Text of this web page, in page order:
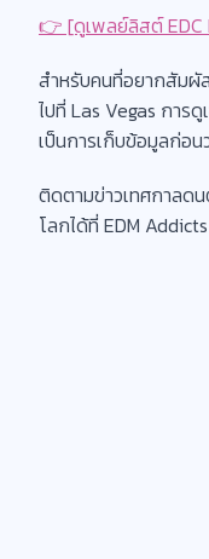
👉 [ดูเพลย์ลิสต์ EDC
สำหรับคนที่อยากสัมผั
ไปที่ Las Vegas การ
เป็นการเก็บข้อมูลก่อน
ติดตามข่าวเทศกาลด
โลกได้ที่ EDM Addicts